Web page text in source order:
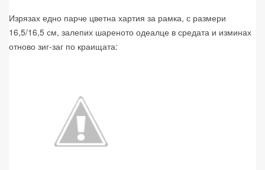
Изрязах едно парче цветна хартия за рамка, с размери
16,5/16,5 см, залепих шареното одеалце в средата и изминах
отново зиг-заг по краищата: